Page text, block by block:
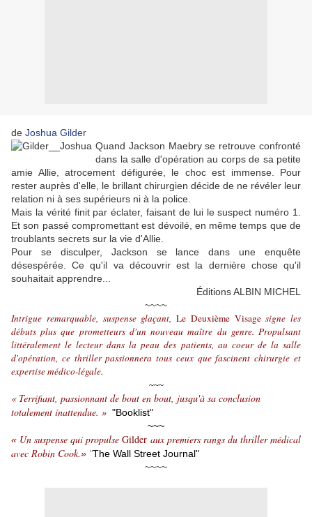
de Joshua Gilder
Quand Jackson Maebry se retrouve confronté
dans la salle d'opération au corps de sa petite
amie Allie, atrocement défigurée, le choc est immense. Pour
rester auprès d'elle, le brillant chirurgien décide de ne révéler leur
relation ni à ses supérieurs ni à la police.
Mais la vérité finit par éclater, faisant de lui le suspect numéro 1.
Et son passé compromettant est dévoilé, en même temps que de
troublants secrets sur la vie d'Allie.
Pour se disculper, Jackson se lance dans une enquête
désespérée. Ce qu'il va découvrir est la dernière chose qu'il
souhaitait apprendre...
Éditions ALBIN MICHEL
~~~~
Intrigue remarquable, suspense glaçant, Le Deuxième Visagesigne les
débuts plus que prometteurs d'un nouveau maître du genre. Propulsant
littéralement le lecteur dans la peau des patients, au coeur de la salle
d'opération, ce thriller passionnera tous ceux que fascinent chirurgie et
expertise médico-légale.
~~~
« Terrifiant, passionnant de bout en bout, jusqu'à sa conclusion
totalement inattendue. » "Booklist"
~~~
« Un suspense qui propulseGilder aux premiers rangs du thriller médical
avec Robin Cook.» "The Wall Street Journal"
~~~~